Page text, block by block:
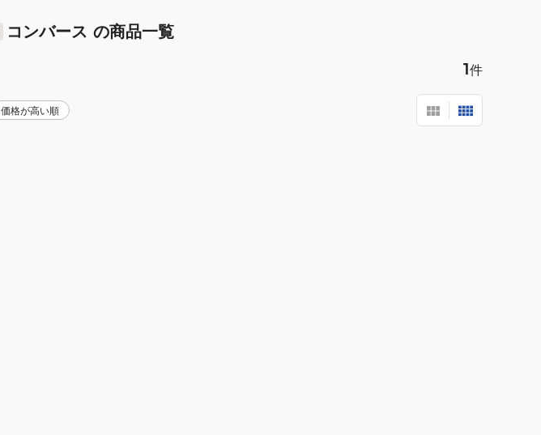
コンバース の商品一覧
1件
価格が高い順